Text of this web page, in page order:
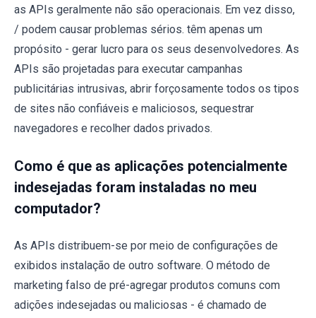
as APIs geralmente não são operacionais. Em vez disso,
/ podem causar problemas sérios. têm apenas um
propósito - gerar lucro para os seus desenvolvedores. As
APIs são projetadas para executar campanhas
publicitárias intrusivas, abrir forçosamente todos os tipos
de sites não confiáveis e maliciosos, sequestrar
navegadores e recolher dados privados.
Como é que as aplicações potencialmente
indesejadas foram instaladas no meu
computador?
As APIs distribuem-se por meio de configurações de
exibidos instalação de outro software. O método de
marketing falso de pré-agregar produtos comuns com
adições indesejadas ou maliciosas - é chamado de